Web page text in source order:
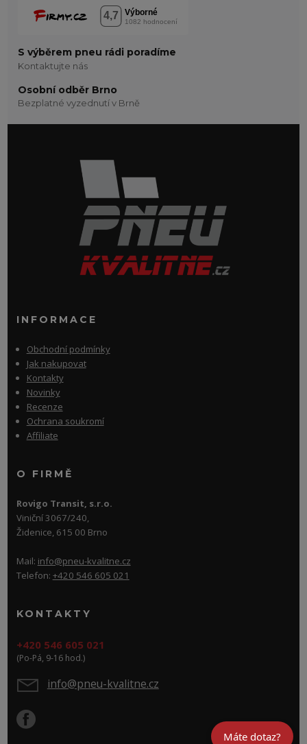
S výběrem pneu rádi poradíme
Kontaktujte nás
Osobní odběr Brno
Bezplatné vyzednutí v Brně
INFORMACE
Obchodní podmínky
Jak nakupovat
Kontakty
Novinky
Recenze
Ochrana soukromí
Affiliate
O FIRMĚ
Rovigo Transit, s.r.o.
Viniční 3067/240,
Židenice, 615 00 Brno
Mail: info@pneu-kvalitne.cz
Telefon: +420 546 605 021
KONTAKTY
+420 546 605 021
(Po-Pá, 9-16 hod.)
info@pneu-kvalitne.cz
Máte dotaz?